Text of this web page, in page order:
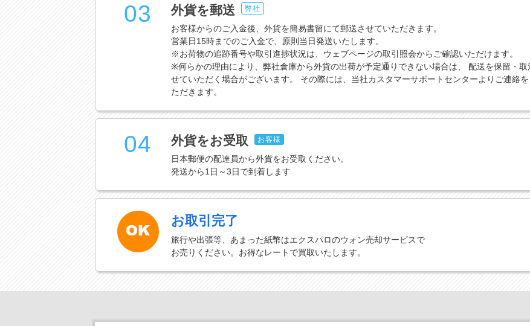
03 外貨を郵送 弊社
お客様からのご入金後、外貨を簡易書留にて郵送させていただきます。
営業日15時までのご入金で、原則当日発送いたします。
※お荷物の追跡番号や取引進捗状況は、ウェブページの取引照会からご確認いただけます。
※何らかの理由により、弊社倉庫から外貨の出荷が予定通りできない場合は、 配送を保留・取
せていただく場合がございます。 その際には、当社カスタマーサポートセンターよりご連絡
ただきます。
04 外貨をお受取 お客様
日本郵便の配達員から外貨をお受取ください。
発送から1日～3日で到着します
お取引完了
旅行や出張等、あまった紙幣はエクスパロのウォン売却サービスで
お売りください。お得なレートで買取いたします。